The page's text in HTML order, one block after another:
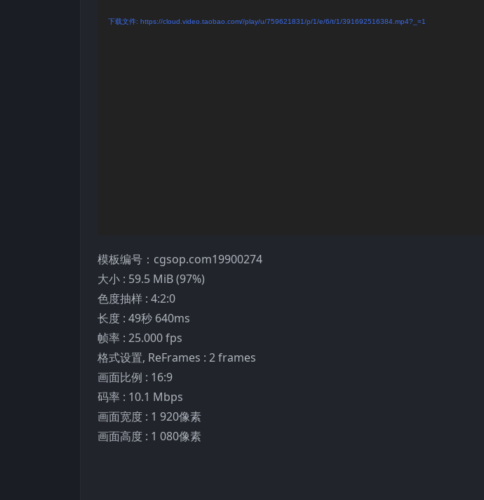
下载文件: https://cloud.video.taobao.com//play/u/759621831/p/1/e/6/t/1/391692516384.mp4?_=1
模板编号：cgsop.com19900274
大小 : 59.5 MiB (97%)
色度抽样 : 4:2:0
长度 : 49秒 640ms
帧率 : 25.000 fps
格式设置, ReFrames : 2 frames
画面比例 : 16:9
码率 : 10.1 Mbps
画面宽度 : 1 920像素
画面高度 : 1 080像素